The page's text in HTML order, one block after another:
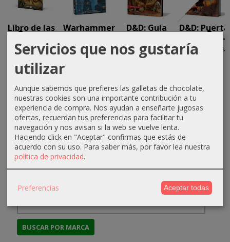
Libro de las
23,99 €
29,99 €
Warhammer
Poder tras
el...
40,00 €
D&D: Guía
Xanathar
para Todo
39,99 €
D&D: Puerta
de Baldur -
Descenso a...
Servicios que nos gustaría
utilizar
Aunque sabemos que prefieres las galletas de chocolate,
nuestras cookies son una importante contribución a tu
experiencia de compra. Nos ayudan a enseñarte jugosas
ofertas, recuerdan tus preferencias para facilitar tu
navegación y nos avisan si la web se vuelve lenta.
Haciendo click en "Aceptar" confirmas que estás de
acuerdo con su uso. Para saber más, por favor lea nuestra
política de privacidad.
Preferencias Aceptar todas